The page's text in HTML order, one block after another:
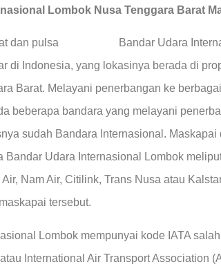
Lombok Nusa Tenggara Barat
Bandar Udara
di Indonesia, yang lokasinya berada di
Barat. Melayani penerbangan ke
beberapa bandara yang melayani
sudah Bandara Internasional.
Bandar Udara Internasional Lombok
Nam Air, Citilink, Trans Nusa atau
tersebut.
Lombok mempunyai kode IATA
International Air Transport Association